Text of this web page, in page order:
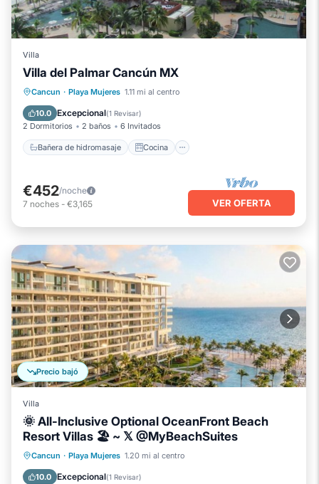
Villa
Villa del Palmar Cancún MX
Cancun · Playa Mujeres 1.11 mi al centro
10.0 Excepcional(1 Revisar)
2 Dormitorios 2 baños 6 Invitados
Bañera de hidromasaje Cocina
Bañera de hidromasaje
Aire acondicionado
€452/noche
7 noches - €3,165 VER OFERTA
Precio bajó
Villa
🌞 All-Inclusive Optional OceanFront Beach
Resort Villas 🏖️ ~ 𝕏 @MyBeachSuites
Cancun · Playa Mujeres 1.20 mi al centro
10.0 Excepcional(1 Revisar)
Piscina privada
Frente al mar
Bañera de hidromasaje